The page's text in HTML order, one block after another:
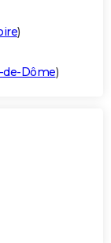
)
de-Dôme)